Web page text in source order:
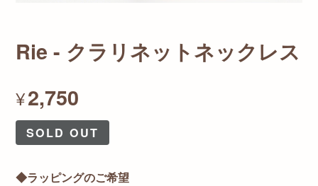
Rie - クラリネットネックレス
¥2,750
SOLD OUT
◆ラッピングのご希望